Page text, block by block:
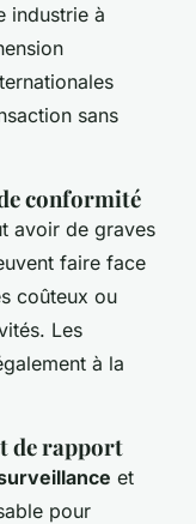
industrie à
sans
conformité
avoir de graves
faire face
coûteux ou
Les
à la
de rapport
et
pour